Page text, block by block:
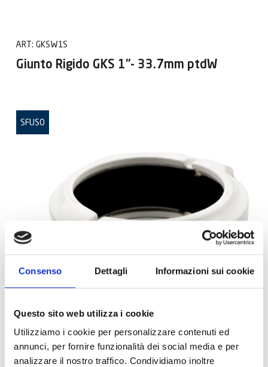
Consenso Dettagli Informazioni sui cookie
Questo sito web utilizza i cookie
Utilizziamo i cookie per personalizzare contenuti ed
annunci, per fornire funzionalità dei social media e per
analizzare il nostro traffico. Condividiamo inoltre
ART: GKSW1S
Giunto Rigido GKS 1"- 33.7mm ptdW
SFUSO